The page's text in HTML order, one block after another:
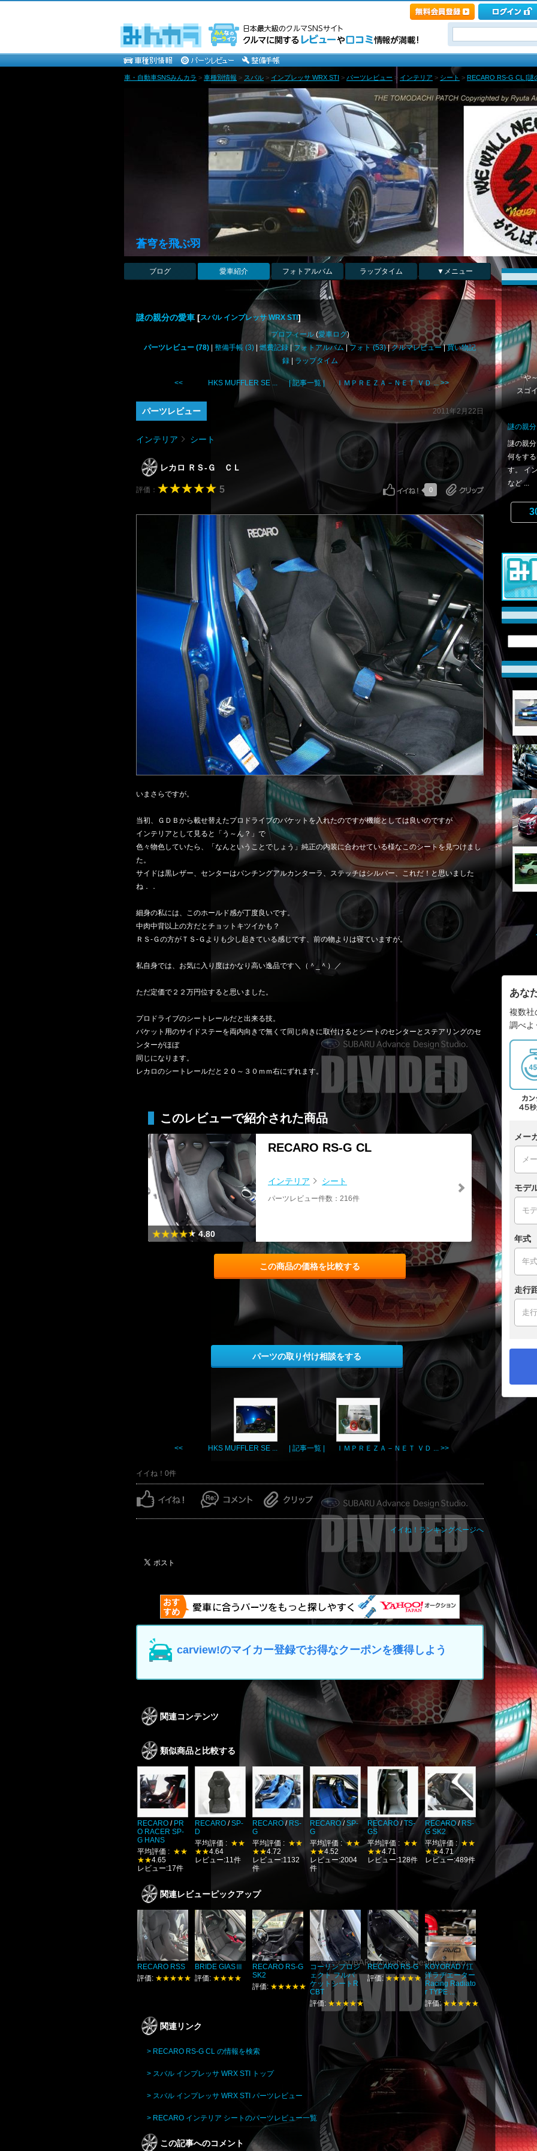
車・自動車SNSみんカラ > 車種別情報 > スバル > インプレッサ WRX STI > パーツレビュー > インテリア > シート > RECARO RS-G CL [謎
蒼穹を飛ぶ羽
ブログ 愛車紹介 フォトアルバム ラップタイム ▼メニュー
謎の親分の愛車 [スバル インプレッサ WRX STI]
プロフィール(愛車ログ)
パーツレビュー (78)
整備手帳 (3) 燃費記録|フォトアルバム |フォト (53)|クルマレビュー|買い物記
録| ラップタイム
<< HKS MUFFLER SE ... | 記事一覧 | ＩＭＰＲＥＺＡ－ＮＥＴ ＶＤ ... >>
パーツレビュー 2011年2月22日
インテリア シート
レカロ ＲＳ-Ｇ ＣＬ
評価： 5 0
いまさらですが。
当初、ＧＤＢから載せ替えたプロドライブのバケットを入れたのですが機能としては良いのですが
インテリアとして見ると「う～ん？」で
色々物色していたら、「なんということでしょう」純正の内装に合わせている様なこのシートを見つけまし
た。
サイドは黒レザー、センターはパンチングアルカンターラ、ステッチはシルバー、これだ！と思いました
ね．．
細身の私には、このホールド感が丁度良いです。
中肉中背以上の方だとチョットキツイかも？
ＲＳ-Ｇの方がＴＳ-Ｇよりも少し起きている感じです、前の物よりは寝ていますが。
私自身では、お気に入り度はかなり高い逸品です＼（＾_＾）／
ただ定価で２２万円位すると思いました。
プロドライブのシートレールだと出来る技。
バケット用のサイドステーを両内向きで無くて同じ向きに取付けるとシートのセンターとステアリングのセ
ンターがほぼ
同じになります。
レカロのシートレールだと２０～３０ｍｍ右にずれます。
このレビューで紹介された商品
4.80
RECARO RS-G CL
インテリア シート
パーツレビュー件数：216件
この商品の価格を比較する
パーツの取り付け相談をする
<< HKS MUFFLER SE ... | 記事一覧 | ＩＭＰＲＥＺＡ－ＮＥＴ ＶＤ ... >>
イイね！0件
イイね！ランキングページへ
carview!のマイカー登録でお得なクーポンを獲得しよう
関連コンテンツ
類似商品と比較する
RECARO / PR
O RACER SP-
G HANS
平均評価 : ★★
★★4.65
レビュー:17件
RECARO /SP-
D
平均評価 : ★★
★★4.64
レビュー:11件
RECARO/ RS-
G
平均評価 : ★★
★★4.72
レビュー:1132
件
RECARO/SP-
G
平均評価 :★★
★★4.52
レビュー:2004
件
RECARO /TS-
GS
平均評価 : ★★
★★4.71
レビュー:128件
RECARO/ RS-
G SK2
平均評価 : ★★
★★4.71
レビュー:489件
関連レビューピックアップ
RECARO RSS
評価: ★★★★★
BRIDE GIASⅢ
評価: ★★★★
RECARO RS-G
SK2
評価: ★★★★★
コーリンプロジ
ェクト フルバ
ケットシートR
CBT
評価: ★★★★★
RECARO RS-G
評価: ★★★★★
KOYORAD / 江
洋ラヂエーター
Racing Radiato
r TYPE ...
評価:★★★★★
関連リンク
> RECARO RS-G CL の情報を検索
> スバル インプレッサ WRX STI トップ
> スバル インプレッサ WRX STI パーツレビュー
> RECARO インテリア シートのパーツレビュー一覧
この記事へのコメント
「や
スゴ
謎の親分
謎の親
何をす
す。 イ
など ...
あな
複数社
調べよ
メー
モデ
年式
走行